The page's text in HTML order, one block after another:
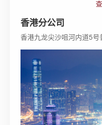
香港分公司
香港九龙尖沙咀河内道5